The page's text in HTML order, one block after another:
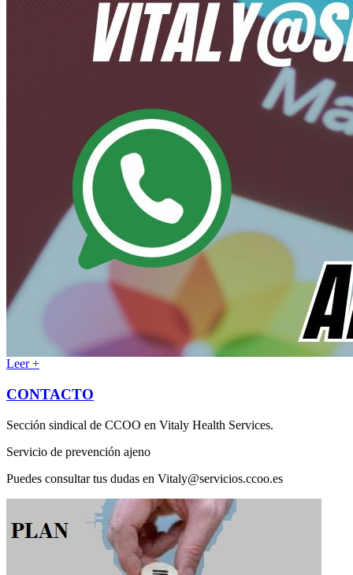
Leer +
CONTACTO
Sección sindical de CCOO en Vitaly Health Services.
Servicio de prevención ajeno
Puedes consultar tus dudas en Vitaly@servicios.ccoo.es